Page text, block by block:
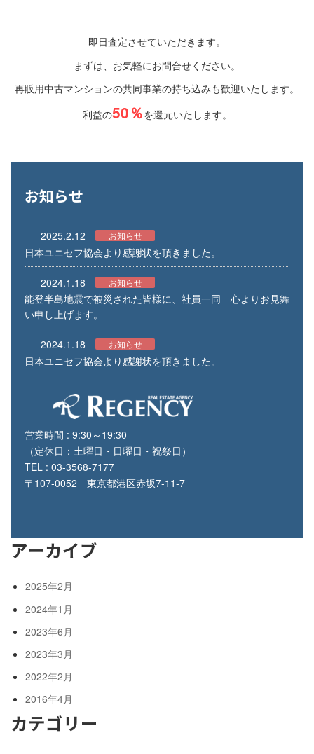
即日査定させていただきます。
まずは、お気軽にお問合せください。
再販用中古マンションの共同事業の持ち込みも歓迎いたします。
利益の50％を還元いたします。
お知らせ
2025.2.12 お知らせ
日本ユニセフ協会より感謝状を頂きました。
2024.1.18 お知らせ
能登半島地震で被災された皆様に、社員一同 心よりお見舞
い申し上げます。
2024.1.18 お知らせ
日本ユニセフ協会より感謝状を頂きました。
営業時間 : 9:30～19:30
（定休日：土曜日・日曜日・祝祭日）
TEL : 03-3568-7177
〒107-0052 東京都港区赤坂7-11-7
アーカイブ
2025年2月
2024年1月
2023年6月
2023年3月
2022年2月
2016年4月
カテゴリー